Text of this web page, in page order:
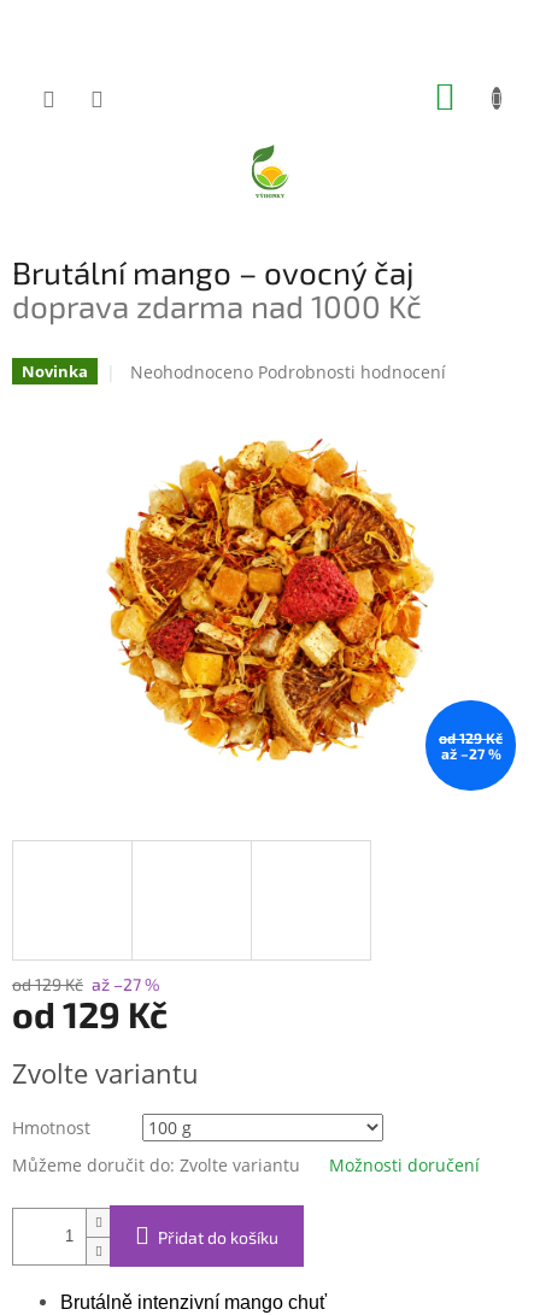
Brutální mango – ovocný čaj
doprava zdarma nad 1000 Kč
Novinka
Průměrné
5
hvězdiček.
Neohodnoceno Podrobnosti hodnocení
od 129 Kč
až –27 %
od 129 Kč až –27 %
od 129 Kč
cena:
Zvolte variantu
Hmotnost
Můžeme doručit do: Zvolte variantu Možnosti doručení
Přidat do košíku
Brutálně intenzivní mango chuť